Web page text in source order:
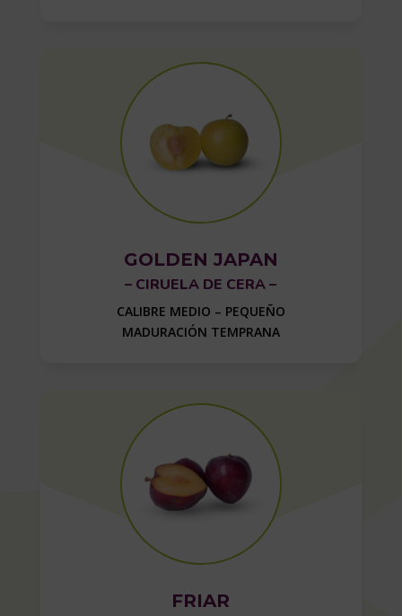
GOLDEN JAPAN
– CIRUELA DE CERA –
CALIBRE MEDIO – PEQUEÑO
MADURACIÓN TEMPRANA
FRIAR